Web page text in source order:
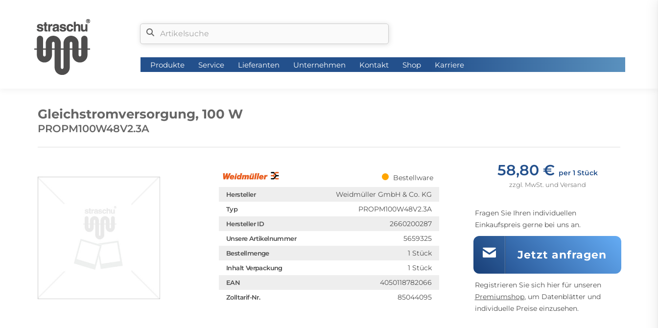
Produkte Service Lieferanten Unternehmen Kontakt Shop Karriere
Gleichstromversorgung, 100 W
PROPM100W48V2.3A
Bestellware
Hersteller Weidmüller GmbH & Co. KG
Typ PROPM100W48V2.3A
Hersteller ID 2660200287
Unsere Artikelnummer 5659325
Bestellmenge 1 Stück
Inhalt Verpackung 1 Stück
EAN 4050118782066
Zolltarif-Nr. 85044095
58,80 € per 1 Stück
zzgl. MwSt. und Versand
Fragen Sie Ihren individuellen
Einkaufspreis gerne bei uns an.
Jetzt anfragen
Registrieren Sie sich hier für unseren
Premiumshop, um Datenblätter und
individuelle Preise einzusehen.
Produkte Service Lieferanten Unternehmen Kontakt